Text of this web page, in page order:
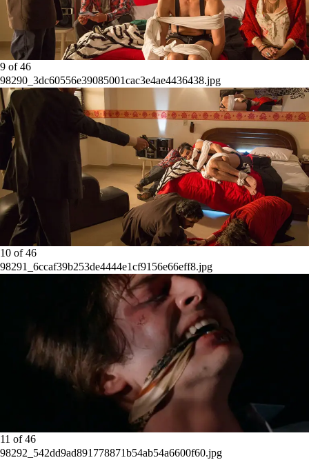
9 of46
98290_3dc60556e39085001cac3e4ae4436438.jpg
10 of46
98291_6ccaf39b253de4444e1cf9156e66eff8.jpg
11 of46
98292_542dd9ad891778871b54ab54a6600f60.jpg